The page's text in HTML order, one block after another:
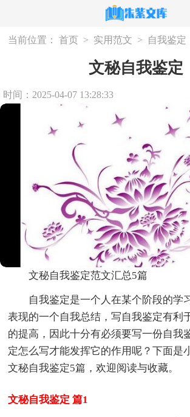
当前位置： 首页 > 实用范文 > 自我鉴定
文秘自我鉴定
时间：2025-04-07 13:28:33
文秘自我鉴定范文汇总5篇
自我鉴定是一个人在某个阶段的学
表现的一个自我总结，写自我鉴定有利
的提高，因此十分有必须要写一份自我
定怎么写才能发挥它的作用呢？下面是
文秘自我鉴定5篇，欢迎阅读与收藏。
文秘自我鉴定 篇1